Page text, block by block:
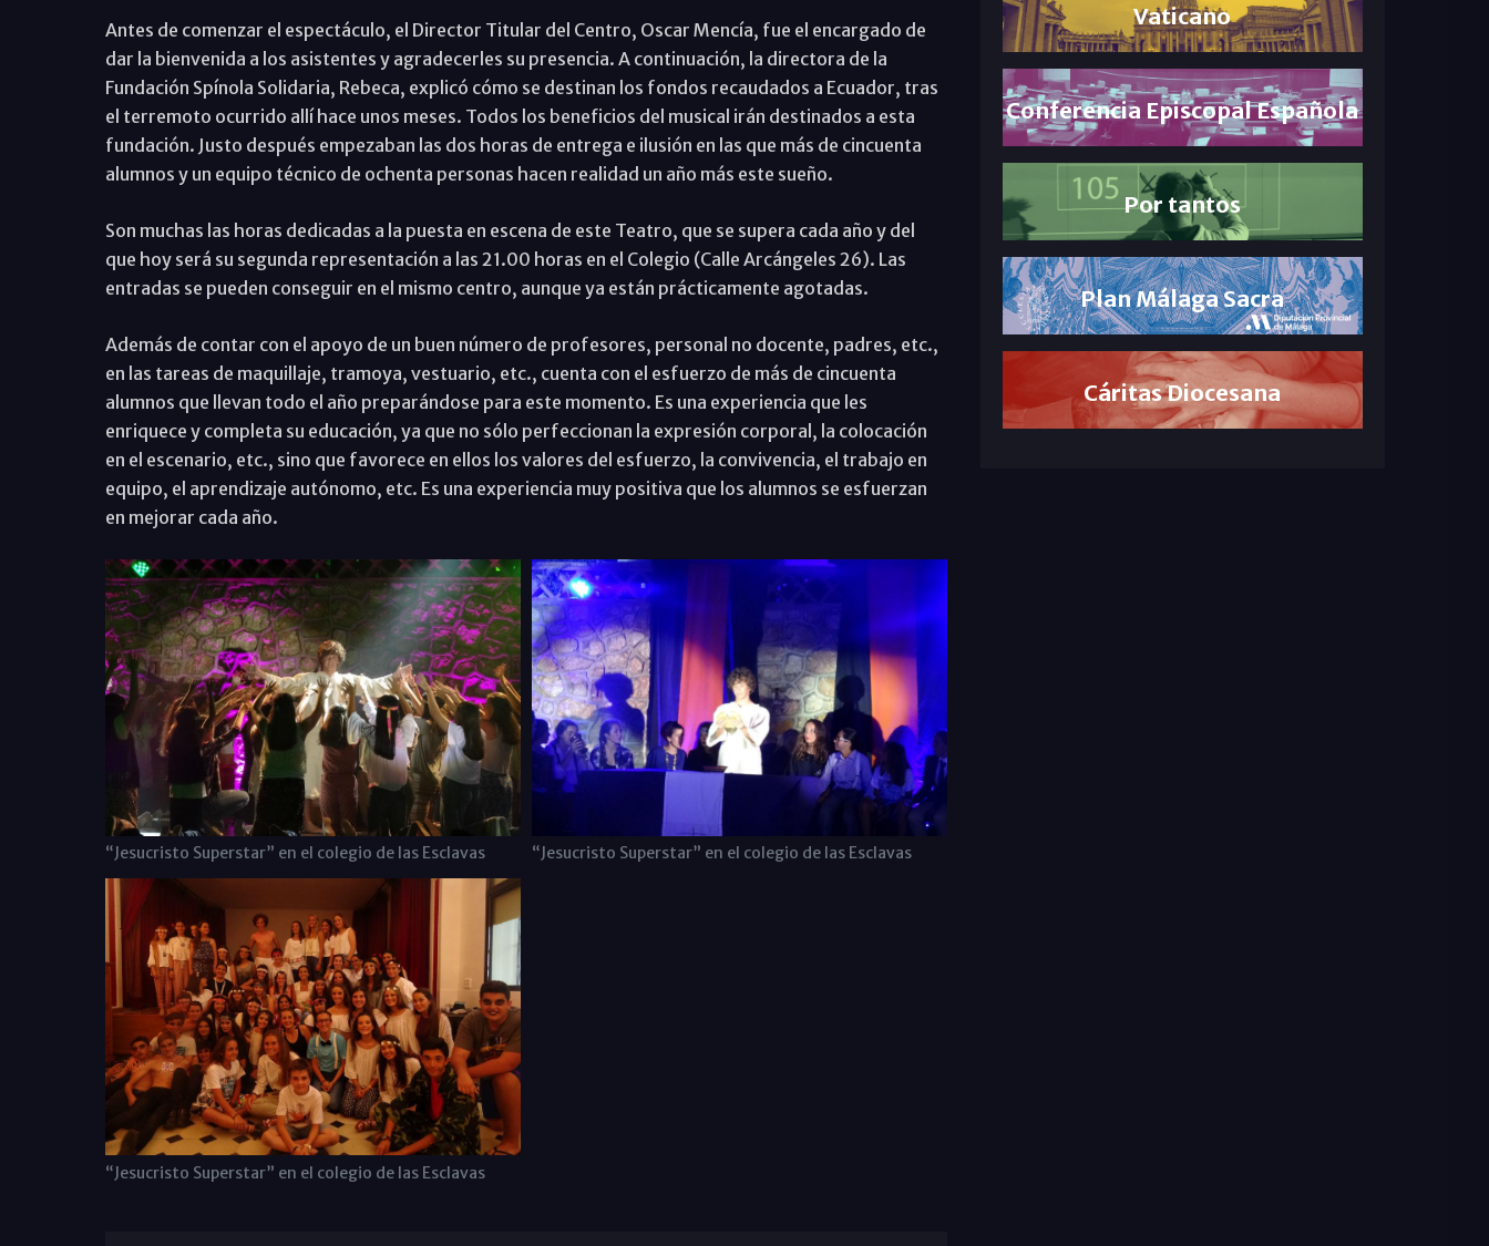
Antes de comenzar el espectáculo, el Director Titular del Centro, Oscar Mencía, fue el encargado de
dar la bienvenida a los asistentes y agradecerles su presencia. A continuación, la directora de la
Fundación Spínola Solidaria, Rebeca, explicó cómo se destinan los fondos recaudados a Ecuador, tras
el terremoto ocurrido allí hace unos meses. Todos los beneficios del musical irán destinados a esta
fundación. Justo después empezaban las dos horas de entrega e ilusión en las que más de cincuenta
alumnos y un equipo técnico de ochenta personas hacen realidad un año más este sueño.
Son muchas las horas dedicadas a la puesta en escena de este Teatro, que se supera cada año y del
que hoy será su segunda representación a las 21.00 horas en el Colegio (Calle Arcángeles 26). Las
entradas se pueden conseguir en el mismo centro, aunque ya están prácticamente agotadas.
Además de contar con el apoyo de un buen número de profesores, personal no docente, padres, etc.,
en las tareas de maquillaje, tramoya, vestuario, etc., cuenta con el esfuerzo de más de cincuenta
alumnos que llevan todo el año preparándose para este momento. Es una experiencia que les
enriquece y completa su educación, ya que no sólo perfeccionan la expresión corporal, la colocación
en el escenario, etc., sino que favorece en ellos los valores del esfuerzo, la convivencia, el trabajo en
equipo, el aprendizaje autónomo, etc. Es una experiencia muy positiva que los alumnos se esfuerzan
en mejorar cada año.
“Jesucristo Superstar” en el colegio de las Esclavas “Jesucristo Superstar” en el colegio de las Esclavas
“Jesucristo Superstar” en el colegio de las Esclavas
Vaticano
Conferencia Episcopal Española
Por tantos
Plan Málaga Sacra
Cáritas Diocesana